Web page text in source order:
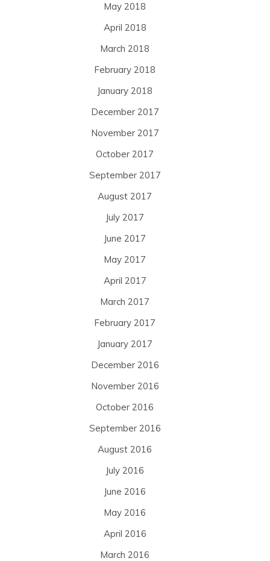
May 2018
April 2018
March 2018
February 2018
January 2018
December 2017
November 2017
October 2017
September 2017
August 2017
July 2017
June 2017
May 2017
April 2017
March 2017
February 2017
January 2017
December 2016
November 2016
October 2016
September 2016
August 2016
July 2016
June 2016
May 2016
April 2016
March 2016